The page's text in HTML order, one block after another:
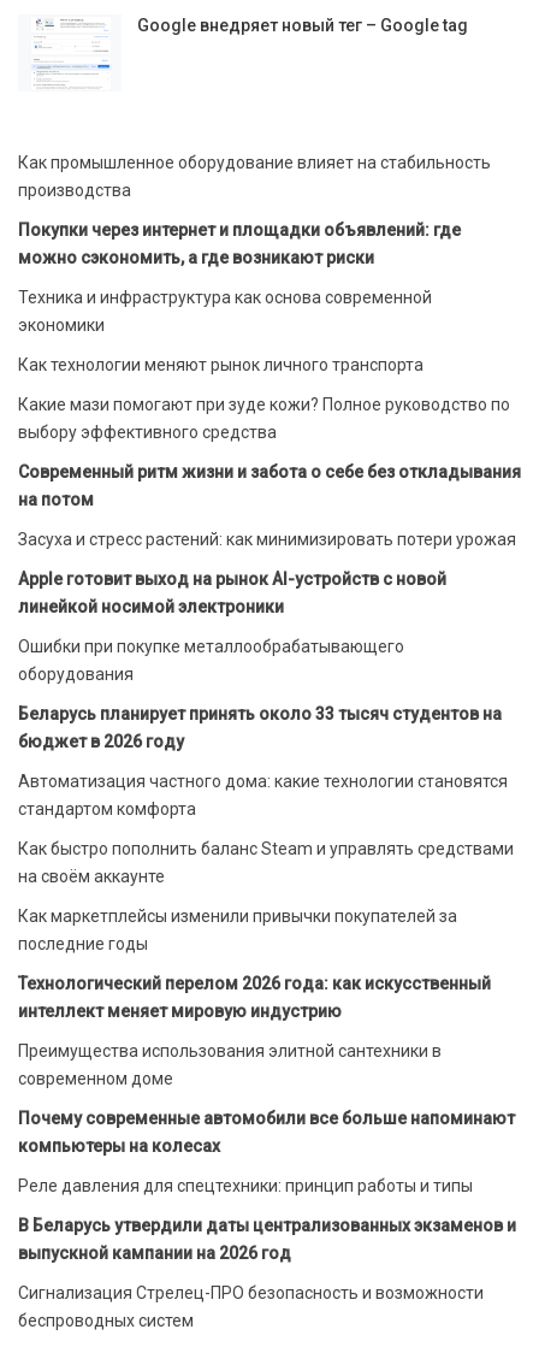
Google внедряет новый тег – Google tag
Как промышленное оборудование влияет на стабильность
производства
Покупки через интернет и площадки объявлений: где
можно сэкономить, а где возникают риски
Техника и инфраструктура как основа современной
экономики
Как технологии меняют рынок личного транспорта
Какие мази помогают при зуде кожи? Полное руководство по
выбору эффективного средства
Современный ритм жизни и забота о себе без откладывания
на потом
Засуха и стресс растений: как минимизировать потери урожая
Apple готовит выход на рынок AI-устройств с новой
линейкой носимой электроники
Ошибки при покупке металлообрабатывающего
оборудования
Беларусь планирует принять около 33 тысяч студентов на
бюджет в 2026 году
Автоматизация частного дома: какие технологии становятся
стандартом комфорта
Как быстро пополнить баланс Steam и управлять средствами
на своём аккаунте
Как маркетплейсы изменили привычки покупателей за
последние годы
Технологический перелом 2026 года: как искусственный
интеллект меняет мировую индустрию
Преимущества использования элитной сантехники в
современном доме
Почему современные автомобили все больше напоминают
компьютеры на колесах
Реле давления для спецтехники: принцип работы и типы
В Беларусь утвердили даты централизованных экзаменов и
выпускной кампании на 2026 год
Сигнализация Стрелец-ПРО безопасность и возможности
беспроводных систем